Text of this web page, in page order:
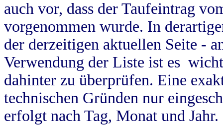
auch vor, dass der Taufeintrag
vorgenommen wurde. In
der derzeitigen aktuellen Seite -
Verwendung der Liste ist es
dahinter zu überprüfen. Eine
technischen Gründen nur
erfolgt nach Tag, Monat und Jahr.